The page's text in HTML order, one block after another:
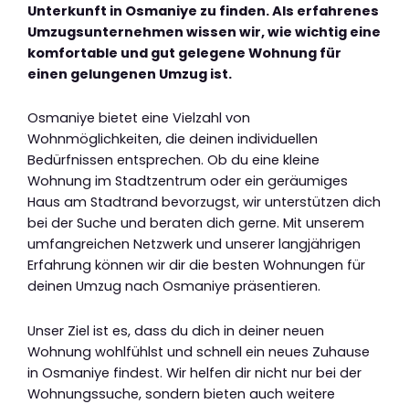
Unterkunft in Osmaniye zu finden. Als erfahrenes
Umzugsunternehmen wissen wir, wie wichtig eine
komfortable und gut gelegene Wohnung für
einen gelungenen Umzug ist.
Osmaniye bietet eine Vielzahl von
Wohnmöglichkeiten, die deinen individuellen
Bedürfnissen entsprechen. Ob du eine kleine
Wohnung im Stadtzentrum oder ein geräumiges
Haus am Stadtrand bevorzugst, wir unterstützen dich
bei der Suche und beraten dich gerne. Mit unserem
umfangreichen Netzwerk und unserer langjährigen
Erfahrung können wir dir die besten Wohnungen für
deinen Umzug nach Osmaniye präsentieren.
Unser Ziel ist es, dass du dich in deiner neuen
Wohnung wohlfühlst und schnell ein neues Zuhause
in Osmaniye findest. Wir helfen dir nicht nur bei der
Wohnungssuche, sondern bieten auch weitere